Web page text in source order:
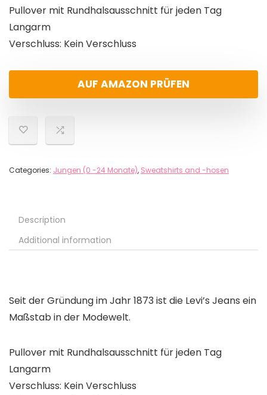
Pullover mit Rundhalsausschnitt für jeden Tag
Langarm
Verschluss: Kein Verschluss
AUF AMAZON PRÜFEN
Categories: Jungen (0 -24 Monate), Sweatshirts and -hosen
Description
Additional information
Seit der Gründung im Jahr 1873 ist die Levi’s Jeans ein
Maßstab in der Modewelt.
Pullover mit Rundhalsausschnitt für jeden Tag
Langarm
Verschluss: Kein Verschluss